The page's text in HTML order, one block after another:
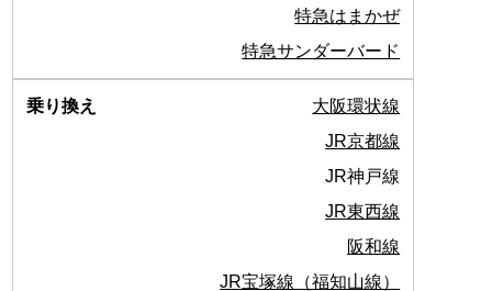
特急はまかぜ
特急サンダーバード
大阪環状線
JR京都線
JR神戸線
JR東西線
阪和線
JR宝塚線（福知山線）